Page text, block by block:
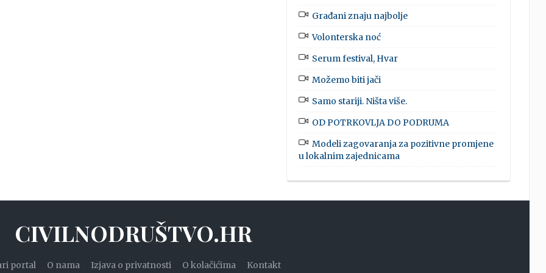
Građani znaju najbolje
Volonterska noć
Serum festival, Hvar
Možemo biti jači
Samo stariji. Ništa više.
OD POTRKOVLJA DO PODRUMA
Modeli zagovaranja za pozitivne promjene
u lokalnim zajednicama
CIVILNODRUŠTVO.HR
portal O nama Izjava o privatnosti O kolačićima Kontakt